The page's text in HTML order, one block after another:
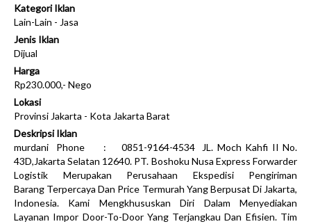
Kategori Iklan
Lain-Lain - Jasa
Jenis Iklan
Dijual
Harga
Rp230.000,- Nego
Lokasi
Provinsi Jakarta - Kota Jakarta Barat
Deskripsi Iklan
murdani Phone : 0851-9164-4534 JL. Moch Kahfi II No.
43D,Jakarta Selatan 12640. PT. Boshoku Nusa Express Forwarder
Logistik Merupakan Perusahaan Ekspedisi Pengiriman
Barang Terpercaya Dan Price Termurah Yang Berpusat Di Jakarta,
Indonesia. Kami Mengkhususkan Diri Dalam Menyediakan
Layanan Impor Door-To-Door Yang Terjangkau Dan Efisien. Tim